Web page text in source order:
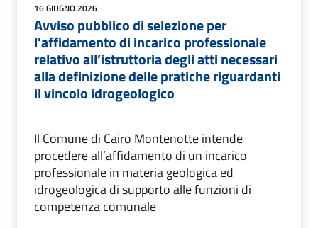
16 GIUGNO 2026
Avviso pubblico di selezione per
l'affidamento di incarico professionale
relativo all’istruttoria degli atti necessari
alla definizione delle pratiche riguardanti
il vincolo idrogeologico
Il Comune di Cairo Montenotte intende
procedere all’affidamento di un incarico
professionale in materia geologica ed
idrogeologica di supporto alle funzioni di
competenza comunale